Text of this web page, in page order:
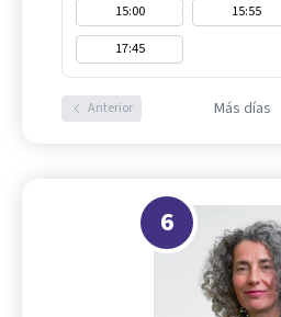
15:00 15:55
17:45
Anterior Más días
6